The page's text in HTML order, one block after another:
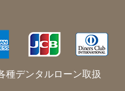
種デンタルローン取扱